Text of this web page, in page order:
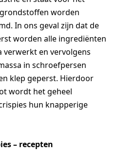
worden
In ons geval zijn dat de
worden alle ingrediënten
verwerkt en vervolgens
in schroefpersen
klep geperst. Hierdoor
wordt het geheel
hun knapperige
– recepten